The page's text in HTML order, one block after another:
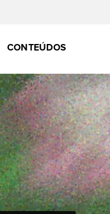
CONTEÚDOS